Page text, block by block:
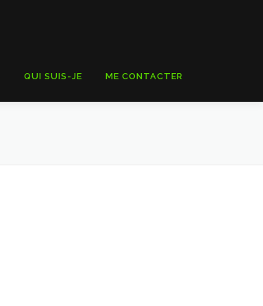
QUI SUIS-JE ME CONTACTER